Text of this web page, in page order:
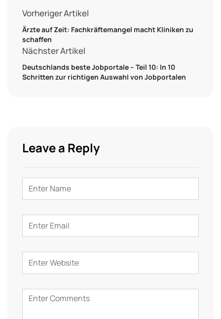
Vorheriger Artikel
Ärzte auf Zeit: Fachkräftemangel macht Kliniken zu
schaffen
Nächster Artikel
Deutschlands beste Jobportale – Teil 10: In 10
Schritten zur richtigen Auswahl von Jobportalen
Leave a Reply